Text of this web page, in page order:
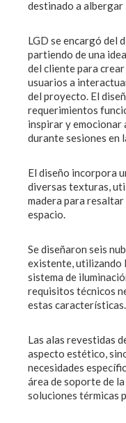
destinado a albergar
LGD se encargó del
partiendo de una
del cliente para
usuarios a
del proyecto. El
requerimientos
inspirar y emocionar
durante sesiones en
El diseño incorpora
diversas texturas,
madera para
espacio.
Se diseñaron seis
existente, utilizando
sistema de
requisitos técnicos
estas características.
Las alas revestidas
aspecto estético,
necesidades
área de soporte de
soluciones térmicas